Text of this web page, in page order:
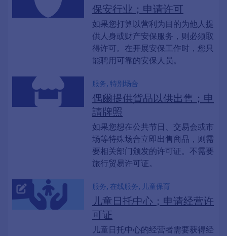
保安人员的监督, 无犯罪记录证明, 商业
中央登记簿摘录, 安保服务, 学业证明,
保安行业、保安人员、保安许可、保安
人员许可
保安行业；申请许可
如果您打算以营利为目的为他人提
供人身或财产安保服务，则必须取
得许可。在开展安保工作时，您只
能聘用可靠的安保人员。
服务, 特别场合
偶爾提供貨品以供出售；申
請牌照
如果您想在公共节日、交易会或市
场等特殊场合立即出售商品，则需
要相关部门颁发的许可证。不需要
旅行贸易许可证。
服务, 在线服务, 儿童保育
儿童日托中心；申请经营许
可证
儿童日托中心的经营者需要获得经